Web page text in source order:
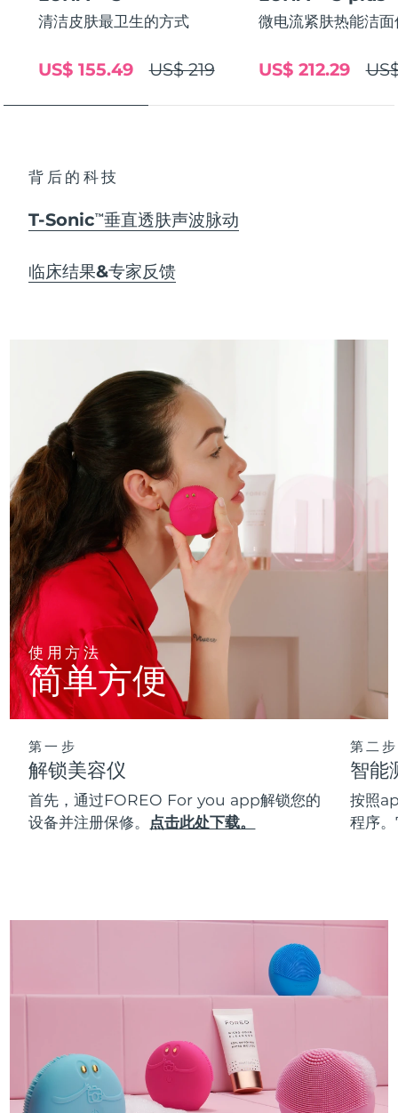
清洁皮肤最卫生的方式
US$ 219
US$ 155.49
微电流紧肤热能洁面
US$ 212.29
背后的科技
T-SonicTM 垂直透肤声波脉动
临床结果&专家反馈
使用方法
简单方便
第一步
解锁美容仪
首先，通过FOREO For you app解锁您的
设备并注册保修。 点击此处下载。
第二步
智能
按照
程序